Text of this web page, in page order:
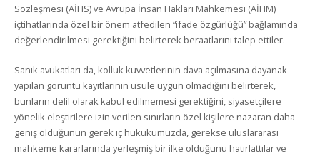
Sözleşmesi (AİHS) ve Avrupa İnsan Hakları Mahkemesi (AİHM)
içtihatlarında özel bir önem atfedilen “ifade özgürlüğü” bağlamında
değerlendirilmesi gerektiğini belirterek beraatlarını talep ettiler.
Sanık avukatları da, kolluk kuvvetlerinin dava açılmasına dayanak
yapılan görüntü kayıtlarının usule uygun olmadığını belirterek,
bunların delil olarak kabul edilmemesi gerektiğini, siyasetçilere
yönelik eleştirilere izin verilen sınırların özel kişilere nazaran daha
geniş olduğunun gerek iç hukukumuzda, gerekse uluslararası
mahkeme kararlarında yerleşmiş bir ilke olduğunu hatırlattılar ve